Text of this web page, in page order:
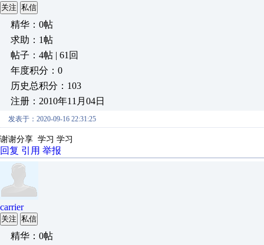
关注 私信
精华：0帖
求助：1帖
帖子：4帖 | 61回
年度积分：0
历史总积分：103
注册：2010年11月04日
发表于：2020-09-16 22:31:25
谢谢分享 学习 学习
回复 引用 举报
carrier
关注 私信
精华：0帖